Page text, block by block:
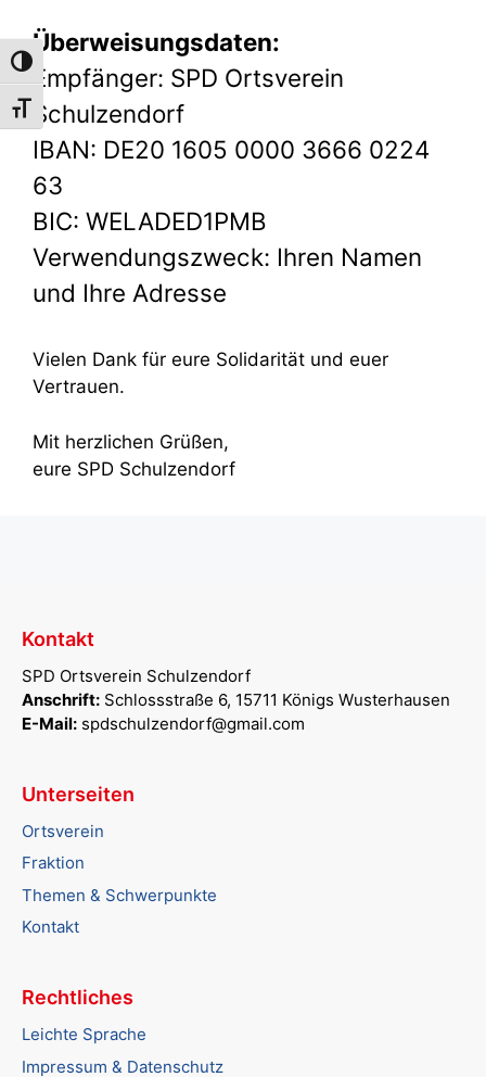
Umschalten auf hohe Kontraste
Schrift vergrößern
Überweisungsdaten:
Empfänger: SPD Ortsverein
Schulzendorf
IBAN: DE20 1605 0000 3666 0224
63
BIC: WELADED1PMB
Verwendungszweck: Ihren Namen
und Ihre Adresse
Vielen Dank für eure Solidarität und euer
Vertrauen.
Mit herzlichen Grüßen,
eure SPD Schulzendorf
Kontakt
SPD Ortsverein Schulzendorf
Anschrift: Schlossstraße 6, 15711 Königs Wusterhausen
E-Mail: spdschulzendorf@gmail.com
Unterseiten
Ortsverein
Fraktion
Themen & Schwerpunkte
Kontakt
Rechtliches
Leichte Sprache
Impressum & Datenschutz